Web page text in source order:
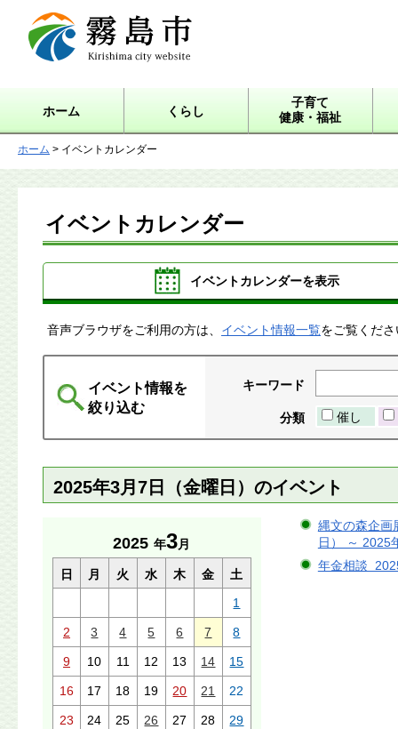
霧島市 Kirishima city
website
ホーム くらし
子育て
健康・福祉
ホーム > イベントカレンダー
イベントカレンダー
イベントカレンダーを表示
音声ブラウザをご利用の方は、 イベント情報一覧をご覧くだ
イベント情報を
絞り込む
キーワード
分類 催し
2025年3月7日（金曜日）のイベント
2025 年3月
日 月 火 水 木 金
土
1
2 3 4 5 6 7 8
9 10 11 12 13 14 15
16 17 18 19 20 21 22
23 24 25 26 27 28
29
縄文の森企画
日） ～ 2025
年金相談